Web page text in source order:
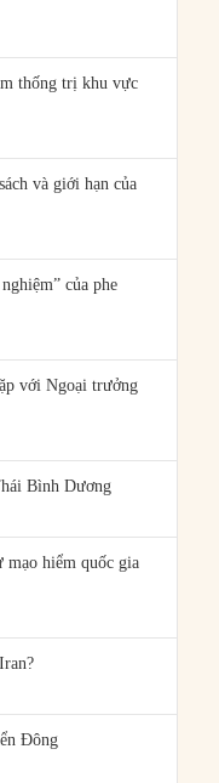
thống trị khu vực
và giới hạn của
của phe
với Ngoại trưởng
Bình Dương
mạo hiểm quốc gia
Đông